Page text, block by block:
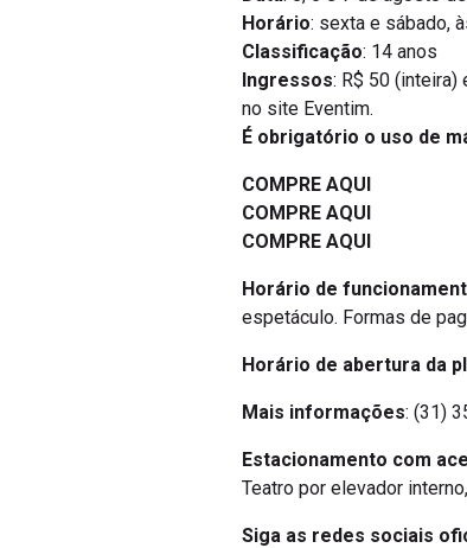
Horário: sexta e sábado,
Classificação: 14 anos
Ingressos: R$ 50 (inteira)
no site Eventim.
É obrigatório o uso de
COMPRE AQUI
COMPRE AQUI
COMPRE AQUI
Horário de
espetáculo. Formas de
Horário de abertura da
Mais informações: (31)
Estacionamento com
Teatro por elevador
Siga as redes sociais